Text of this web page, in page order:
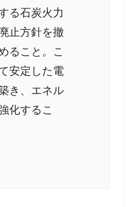
る石炭火力
止方針を撤
ること。こ
安定した電
き、エネル
化するこ